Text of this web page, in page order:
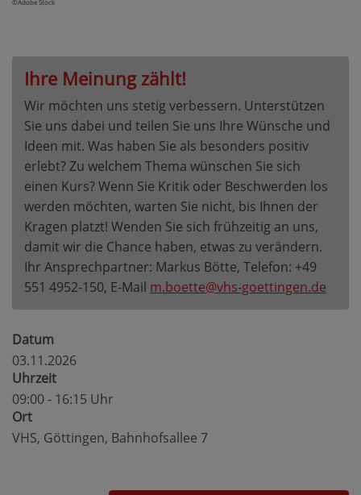
©Adobe Stock
Ihre Meinung zählt!
Wir möchten uns stetig verbessern. Unterstützen
Sie uns dabei und teilen Sie uns Ihre Wünsche und
Ideen mit. Was haben Sie als besonders positiv
erlebt? Zu welchem Thema wünschen Sie sich
einen Kurs? Wenn Sie Kritik oder Beschwerden los
werden möchten, warten Sie nicht, bis Ihnen der
Kragen platzt! Wenden Sie sich frühzeitig an uns,
damit wir die Chance haben, etwas zu verändern.
Ihr Ansprechpartner: Markus Bötte, Telefon: +49
551 4952-150, E-Mail m.boette@vhs-goettingen.de
Datum
03.11.2026
Uhrzeit
09:00 - 16:15 Uhr
Ort
VHS, Göttingen, Bahnhofsallee 7